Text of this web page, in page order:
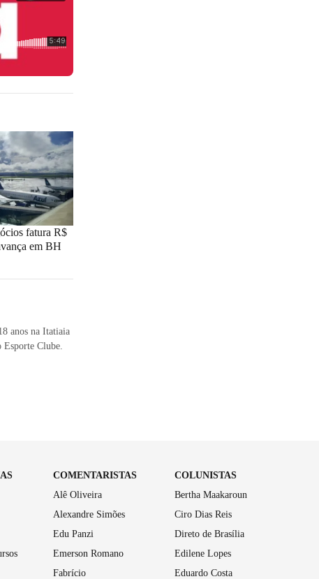
fatura R$
em BH
anos na Itatiaia
Clube.
COMENTARISTAS
Alê Oliveira
Alexandre Simões
Edu Panzi
Emerson Romano
Fabrício
COLUNISTAS
Bertha Maakaroun
Ciro Dias Reis
Direto de Brasília
Edilene Lopes
Eduardo Costa